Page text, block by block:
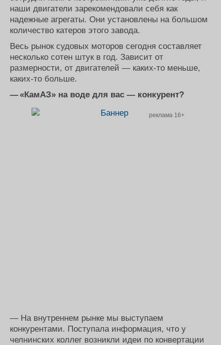
наши двигатели зарекомендовали себя как
надежные агрегаты. Они установлены на большом
количество катеров этого завода.
Весь рынок судовых моторов сегодня составляет
несколько сотен штук в год. Зависит от
размерности, от двигателей — каких-то меньше,
каких-то больше.
— «КамАЗ» на воде для вас — конкурент?
реклама 16+
— На внутреннем рынке мы выступаем
конкурентами. Поступала информация, что у
челнинских коллег возникли идеи по конвертации